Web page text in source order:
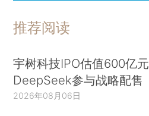
推荐阅读
宇树科技IPO估值600亿元
DeepSeek参与战略配售
2026年08月06日